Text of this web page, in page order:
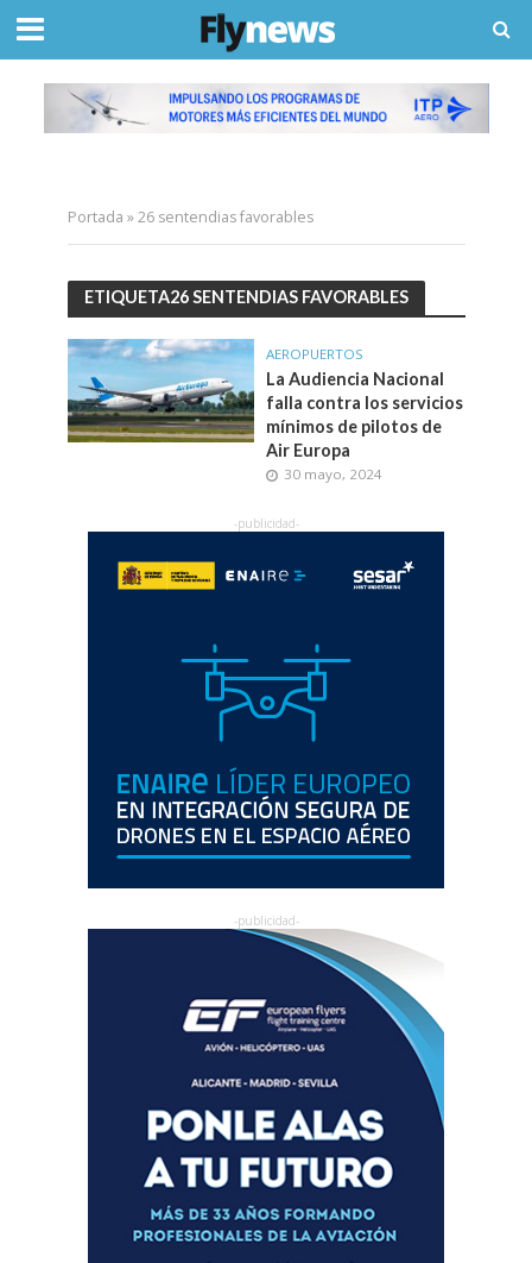
Portada »26 sentendias favorables
ETIQUETA26 SENTENDIAS FAVORABLES
AEROPUERTOS
La Audiencia Nacional
falla contra los servicios
mínimos de pilotos de
Air Europa
30 mayo, 2024